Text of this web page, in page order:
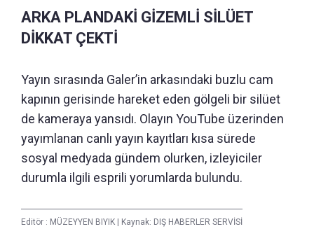
ARKA PLANDAKİ GİZEMLİ SİLÜET
DİKKAT ÇEKTİ
Yayın sırasında Galer’in arkasındaki buzlu cam
kapının gerisinde hareket eden gölgeli bir silüet
de kameraya yansıdı. Olayın YouTube üzerinden
yayımlanan canlı yayın kayıtları kısa sürede
sosyal medyada gündem olurken, izleyiciler
durumla ilgili esprili yorumlarda bulundu.
Editör : MÜZEYYEN BIYIK | Kaynak: DIŞ HABERLER SERVİSİ